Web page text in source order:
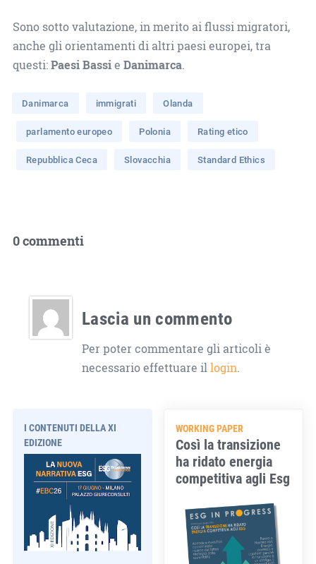
Sono sotto valutazione, in merito ai flussi migratori,
anche gli orientamenti di altri paesi europei, tra
questi:Paesi Bassie Danimarca.
Danimarca immigrati Olanda
parlamento europeo Polonia Rating etico
Repubblica Ceca Slovacchia Standard Ethics
0 commenti
Lascia un commento
Per poter commentare gli articoli è
necessario effettuare illogin.
I CONTENUTI DELLA XI
EDIZIONE
WORKING PAPER
Così la transizione
ha ridato energia
competitiva agli Esg